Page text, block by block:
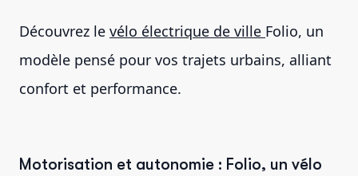
Découvrez le vélo électrique de ville Folio, un
modèle pensé pour vos trajets urbains, alliant
confort et performance.
Motorisation et autonomie : Folio, un vélo